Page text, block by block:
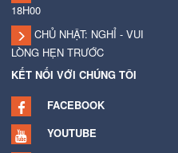
18H00
CHỦ NHẬT: NGHỈ - VUI
LÒNG HẸN TRƯỚC
KẾT NỐI VỚI CHÚNG TÔI
FACEBOOK
YOUTUBE